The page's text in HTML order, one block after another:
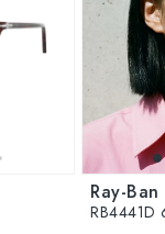
Ray-Ban
RB4441D